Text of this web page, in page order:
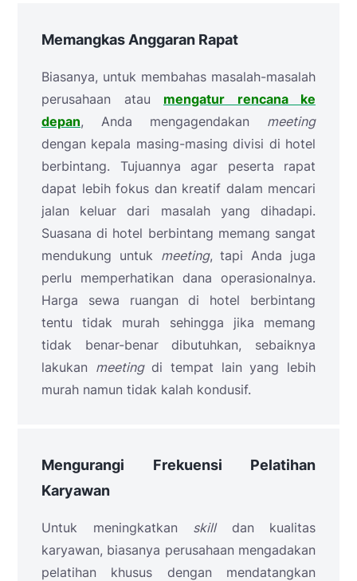
Memangkas Anggaran Rapat
Biasanya, untuk membahas masalah-masalah
perusahaan atau mengatur rencana ke
depan, Anda mengagendakan meeting
dengan kepala masing-masing divisi di hotel
berbintang. Tujuannya agar peserta rapat
dapat lebih fokus dan kreatif dalam mencari
jalan keluar dari masalah yang dihadapi.
Suasana di hotel berbintang memang sangat
mendukung untuk meeting, tapi Anda juga
perlu memperhatikan dana operasionalnya.
Harga sewa ruangan di hotel berbintang
tentu tidak murah sehingga jika memang
tidak benar-benar dibutuhkan, sebaiknya
lakukan meetingdi tempat lain yang lebih
murah namun tidak kalah kondusif.
Mengurangi Frekuensi Pelatihan
Karyawan
Untuk meningkatkan skilldan kualitas
karyawan, biasanya perusahaan mengadakan
pelatihan khusus dengan mendatangkan